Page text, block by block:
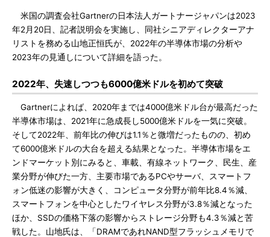
米国の調査会社Gartnerの日本法人ガートナージャパンは2023
年2月20日、記者説明会を実施し、同社シニアディレクターアナ
リストを務める山地正恒氏が、2022年の半導体市場の分析や
2023年の見通しについて詳細を語った。
2022年、失速しつつも6000億米ドルを初めて突破
Gartnerによれば、2020年までは4000億米ドル台が最高だった
半導体市場は、2021年に急成長し5000億米ドルを一気に突破。
そして2022年、前年比の伸びは1.1％と微増だったものの、初め
て6000億米ドルの大台を超える結果となった。半導体市場をエ
ンドマーケット別にみると、車載、有線ネットワーク、民生、産
業分野が伸びた一方、主要市場であるPCやサーバ、スマートフ
ォン低迷の影響が大きく、コンピュータ分野が前年比8.4％減、
スマートフォンを中心としたワイヤレス分野が3.8％減となった
ほか、SSDの価格下落の影響からストレージ分野も4.3％減と苦
戦した。山地氏は、「DRAMであれNAND型フラッシュメモリで